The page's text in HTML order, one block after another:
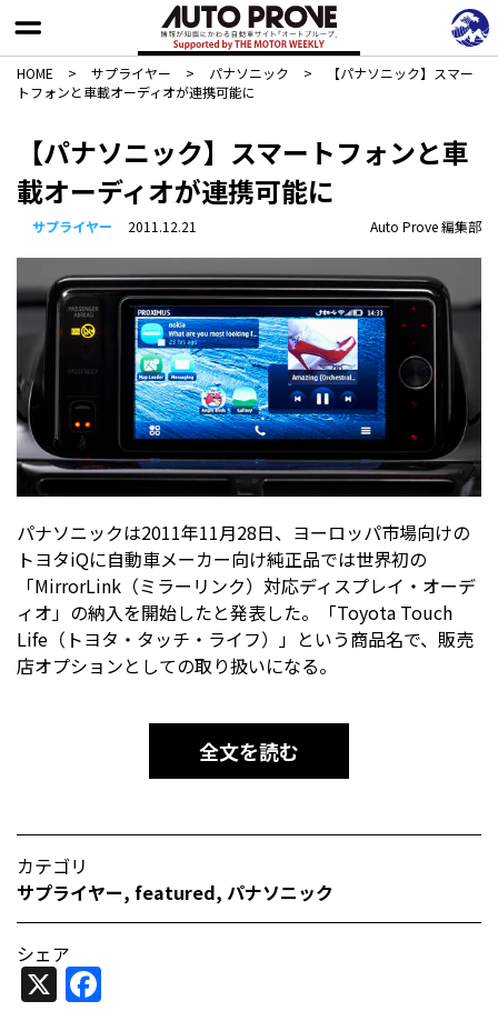
HOME > サプライヤー > パナソニック >
【パナソニック】スマー
トフォンと車載オーディオが連携可能に
【パナソニック】スマートフォンと車
載オーディオが連携可能に
サプライヤー 2011.12.21 Auto Prove 編集部
パナソニックは2011年11月28日、ヨーロッパ市場向けの
トヨタiQに自動車メーカー向け純正品では世界初の
「MirrorLink（ミラーリンク）対応ディスプレイ・オーデ
ィオ」の納入を開始したと発表した。「Toyota Touch
Life（トヨタ・タッチ・ライフ）」という商品名で、販売
店オプションとしての取り扱いになる。
全文を読む
カテゴリ
サプライヤー, featured, パナソニック
シェア
X